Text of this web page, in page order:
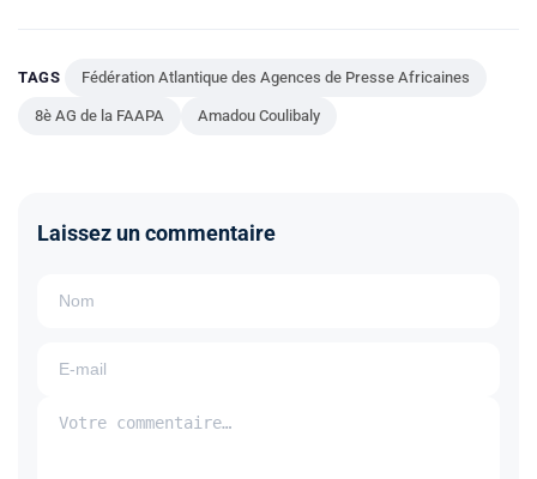
TAGS Fédération Atlantique des Agences de Presse Africaines
8è AG de la FAAPA Amadou Coulibaly
Laissez un commentaire